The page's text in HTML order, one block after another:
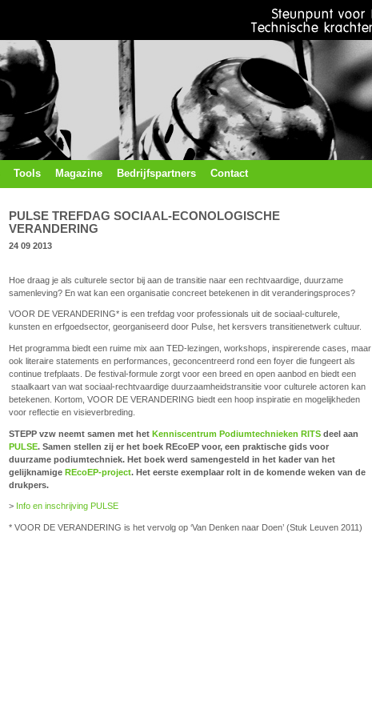
Tools Magazine Bedrijfspartners Contact
PULSE TREFDAG SOCIAAL-ECONOLOGISCHE
VERANDERING
24 09 2013
Hoe draag je als culturele sector bij aan de transitie naar een rechtvaardige, duurzame
samenleving? En wat kan een organisatie concreet betekenen in dit veranderingsproces?
VOOR DE VERANDERING* is een trefdag voor professionals uit de sociaal-culturele,
kunsten en erfgoedsector, georganiseerd door Pulse, het kersvers transitienetwerk cultuur.
Het programma biedt een ruime mix aan TED-lezingen, workshops, inspirerende cases, maar
ook literaire statements en performances, geconcentreerd rond een foyer die fungeert als
continue trefplaats. De festival-formule zorgt voor een breed en open aanbod en biedt een
staalkaart van wat sociaal-rechtvaardige duurzaamheidstransitie voor culturele actoren kan
betekenen. Kortom, VOOR DE VERANDERING biedt een hoop inspiratie en mogelijkheden
voor reflectie en visieverbreding.
STEPP vzw neemt samen met het Kenniscentrum Podiumtechnieken RITS deel aan
PULSE. Samen stellen zij er het boek REcoEP voor, een praktische gids voor
duurzame podiumtechniek. Het boek werd samengesteld in het kader van het
gelijknamige REcoEP-project. Het eerste exemplaar rolt in de komende weken van de
drukpers.
> Info en inschrijving PULSE
* VOOR DE VERANDERING is het vervolg op ‘Van Denken naar Doen’ (Stuk Leuven 2011)